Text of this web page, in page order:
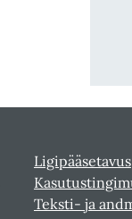
Ligipääsetavus
Teksti- ja